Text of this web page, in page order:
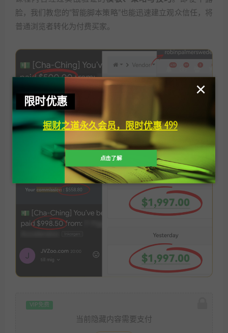
脸，我们教您的“智能脚本策略”也能迅速建立观众信任，将
普通浏览者转化为付费买家。
VIP免费
当前隐藏内容需要支付
限时优惠
掘财之道永久会员，限时优惠 499
点击了解
×